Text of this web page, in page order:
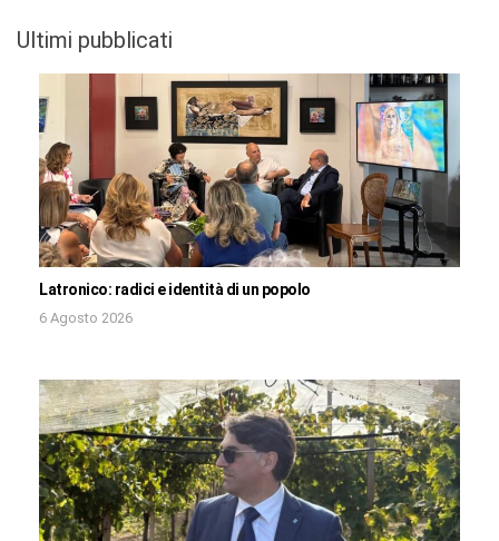
Ultimi pubblicati
Latronico: radici e identità di un popolo
6 Agosto 2026